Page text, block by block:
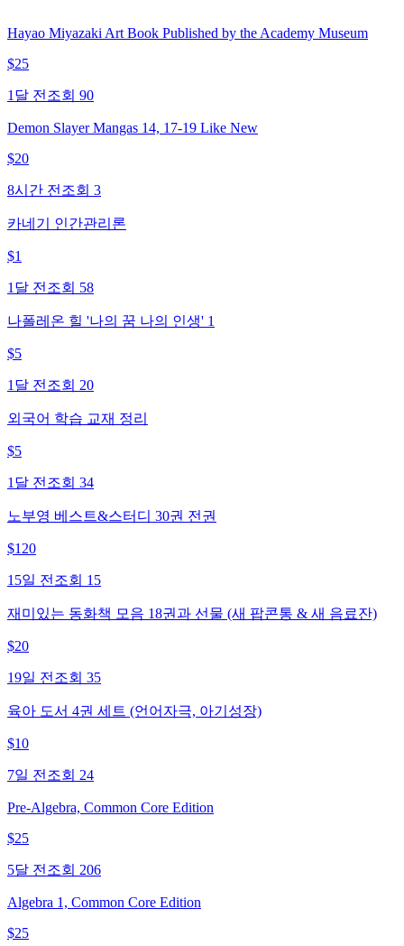
Hayao Miyazaki Art Book Published by the Academy Museum
$25
1달 전 조회 90
Demon Slayer Mangas 14, 17-19 Like New
$20
8시간 전 조회 3
카네기 인간관리론
$1
1달 전 조회 58
나폴레온 힐 '나의 꿈 나의 인생' 1
$5
1달 전 조회 20
외국어 학습 교재 정리
$5
1달 전 조회 34
노부영 베스트&스터디 30권 전권
$120
15일 전 조회 15
재미있는 동화책 모음 18권과 선물 (새 팝콘통 & 새 음료잔)
$20
19일 전 조회 35
육아 도서 4권 세트 (언어자극, 아기성장)
$10
7일 전 조회 24
Pre-Algebra, Common Core Edition
$25
5달 전 조회 206
Algebra 1, Common Core Edition
$25